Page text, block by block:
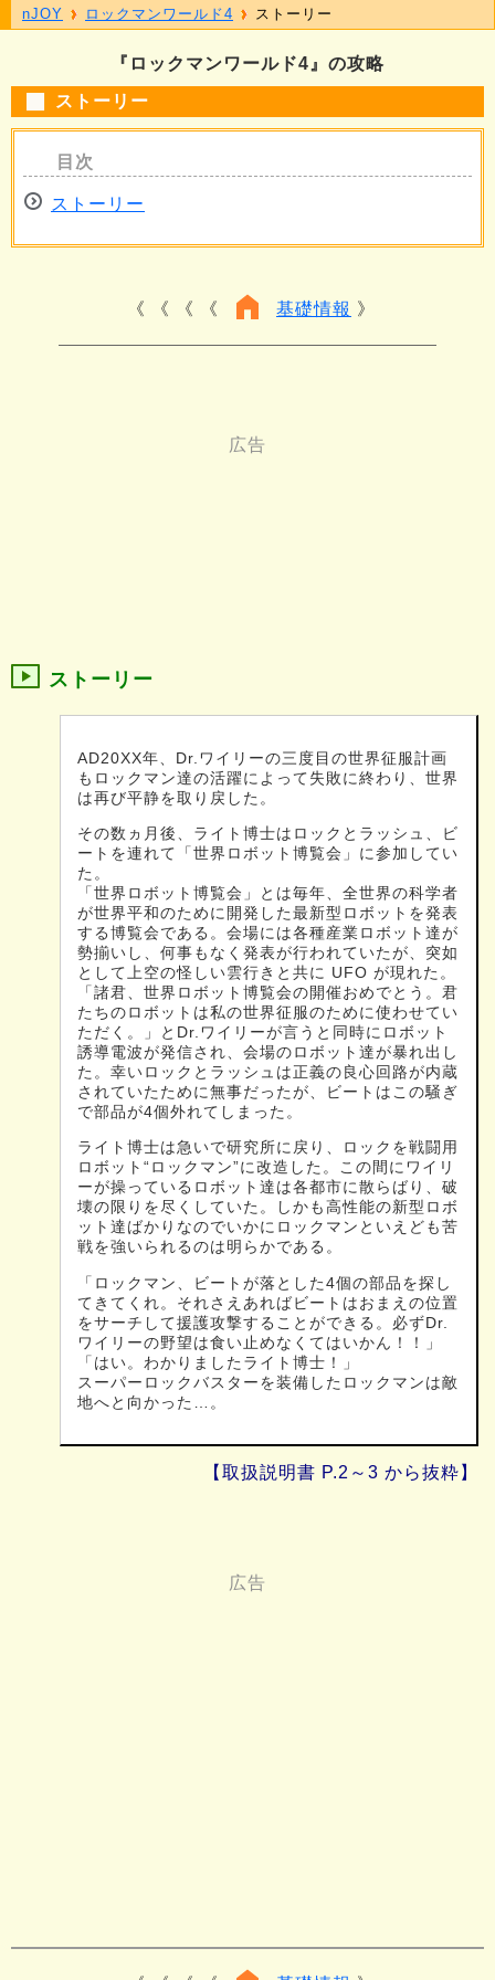
『ロックマンワールド4』の攻略
ストーリー
ストーリー
《 《 《 基礎情報
ストーリー
AD20XX年、Dr.ワイリーの三度目の世界征服計画
もロックマン達の活躍によって失敗に終わり、世界
は再び平静を取り戻した。
その数ヵ月後、ライト博士はロックとラッシュ、ビ
ートを連れて「世界ロボット博覧会」に参加してい
た。
「世界ロボット博覧会」とは毎年、全世界の科学者
が世界平和のために開発した最新型ロボットを発表
する博覧会である。会場には各種産業ロボット達が
勢揃いし、何事もなく発表が行われていたが、突如
として上空の怪しい雲行きと共に UFO が現れた。
「諸君、世界ロボット博覧会の開催おめでとう。君
たちのロボットは私の世界征服のために使わせてい
ただく。」とDr.ワイリーが言うと同時にロボット
誘導電波が発信され、会場のロボット達が暴れ出し
た。幸いロックとラッシュは正義の良心回路が内蔵
されていたために無事だったが、ビートはこの騒ぎ
で部品が4個外れてしまった。
ライト博士は急いで研究所に戻り、ロックを戦闘用
ロボット“ロックマン”に改造した。この間にワイリ
ーが操っているロボット達は各都市に散らばり、破
壊の限りを尽くしていた。しかも高性能の新型ロボ
ット達ばかりなのでいかにロックマンといえども苦
戦を強いられるのは明らかである。
「ロックマン、ビートが落とした4個の部品を探し
てきてくれ。それさえあればビートはおまえの位置
をサーチして援護攻撃することができる。必ずDr.
ワイリーの野望は食い止めなくてはいかん！！」
「はい。わかりましたライト博士！」
スーパーロックバスターを装備したロックマンは敵
地へと向かった…。
【取扱説明書 P.2～3 から抜粋】
nJOY ロックマンワールド4 ストーリー